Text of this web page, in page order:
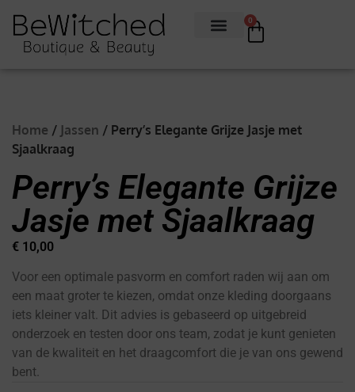
0
Home / Jassen / Perry’s Elegante Grijze Jasje met
Sjaalkraag
Perry’s Elegante Grijze
Jasje met Sjaalkraag
€ 10,00
Voor een optimale pasvorm en comfort raden wij aan om
een maat groter te kiezen, omdat onze kleding doorgaans
iets kleiner valt. Dit advies is gebaseerd op uitgebreid
onderzoek en testen door ons team, zodat je kunt genieten
van de kwaliteit en het draagcomfort die je van ons gewend
bent.